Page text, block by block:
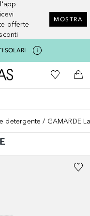
offerte
MOSTRA
SOLARI
A Douglas HomeAlla Mia
Al
detergente GAMARDE